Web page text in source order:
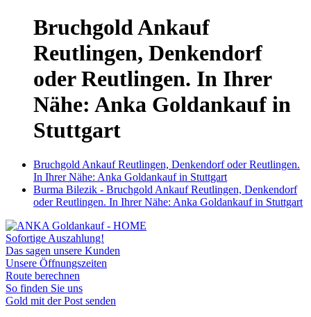
Bruchgold Ankauf
Reutlingen, Denkendorf
oder Reutlingen. In Ihrer
Nähe: Anka Goldankauf in
Stuttgart
Bruchgold Ankauf Reutlingen, Denkendorf oder Reutlingen.
In Ihrer Nähe: Anka Goldankauf in Stuttgart
Burma Bilezik - Bruchgold Ankauf Reutlingen, Denkendorf
oder Reutlingen. In Ihrer Nähe: Anka Goldankauf in Stuttgart
Sofortige Auszahlung!
Das sagen unsere Kunden
Unsere Öffnungszeiten
Route berechnen
So finden Sie uns
Gold mit der Post senden